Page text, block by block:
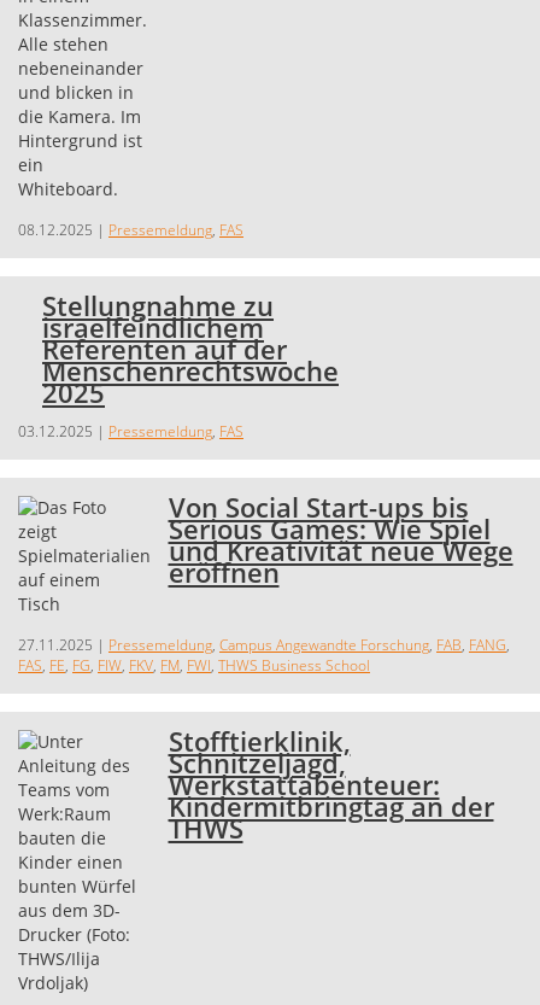
08.12.2025 | Pressemeldung, FAS
Stellungnahme zu
israelfeindlichem
Referenten auf der
Menschenrechtswoche
2025
03.12.2025 | Pressemeldung, FAS
Von Social Start-ups bis
Serious Games: Wie Spiel
und Kreativität neue Wege
eröffnen
27.11.2025 | Pressemeldung, Campus Angewandte Forschung, FAB, FANG,
FAS, FE, FG, FIW, FKV, FM, FWI, THWS Business School
Stofftierklinik,
Schnitzeljagd,
Werkstattabenteuer:
Kindermitbringtag an der
THWS